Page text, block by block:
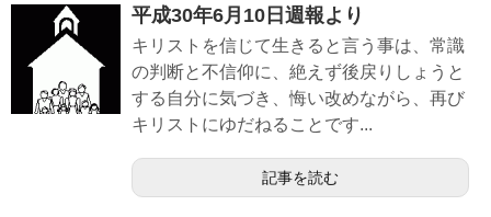
平成30年6月10日週報より
キリストを信じて生きると言う事は、常識
の判断と不信仰に、絶えず後戻りしょうと
する自分に気づき、悔い改めながら、再び
キリストにゆだねることです...
記事を読む